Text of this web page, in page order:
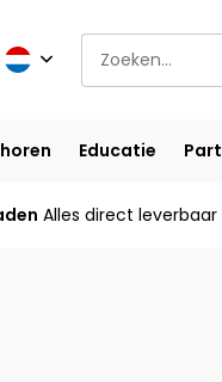
Educatie
Alles direct